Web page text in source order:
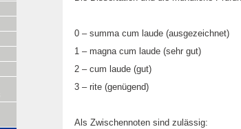
0 – summa cum laude (ausgezeichnet)
1 – magna cum laude (sehr gut)
2 – cum laude (gut)
3 – rite (genügend)
Als Zwischennoten sind zulässig: